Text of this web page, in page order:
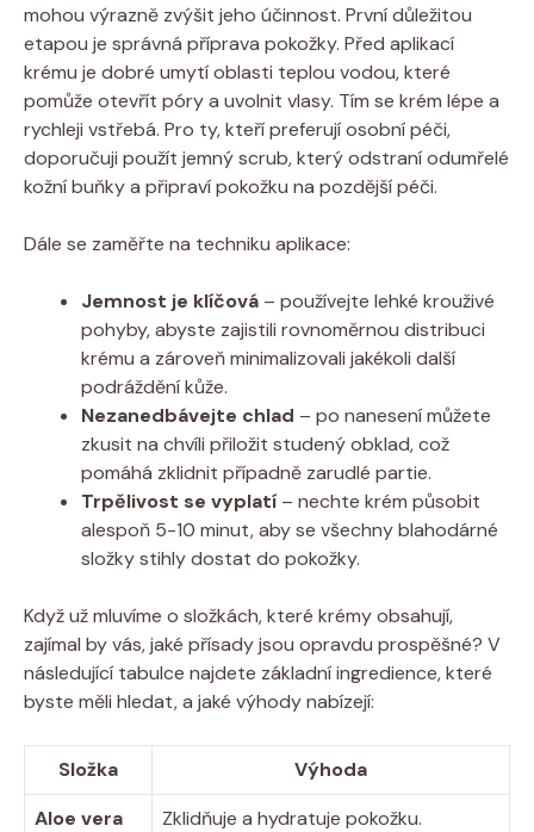
mohou výrazně zvýšit jeho účinnost. První důležitou
etapou je správná příprava pokožky. Před aplikací
krému je dobré umytí oblasti teplou vodou, které
pomůže otevřít póry a uvolnit vlasy. Tím se krém lépe a
rychleji vstřebá. Pro ty, kteří preferují osobní péči,
doporučuji použít jemný scrub, který odstraní odumřelé
kožní buňky a připraví pokožku na pozdější péči.
Dále se zaměřte na techniku aplikace:
Jemnost je klíčová – používejte lehké krouživé
pohyby, abyste zajistili rovnoměrnou distribuci
krému a zároveň minimalizovali jakékoli další
podráždění kůže.
Nezanedbávejte chlad – po nanesení můžete
zkusit na chvíli přiložit studený obklad, což
pomáhá zklidnit případně zarudlé partie.
Trpělivost se vyplatí – nechte krém působit
alespoň 5-10 minut, aby se všechny blahodárné
složky stihly dostat do pokožky.
Když už mluvíme o složkách, které krémy obsahují,
zajímal by vás, jaké přísady jsou opravdu prospěšné? V
následující tabulce najdete základní ingredience, které
byste měli hledat, a jaké výhody nabízejí:
Složka
Výhoda
Aloe vera
Zklidňuje a hydratuje pokožku.